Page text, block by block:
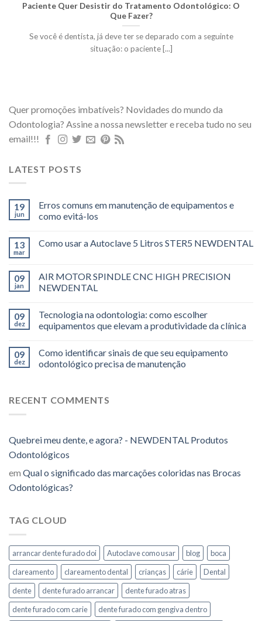
Paciente Quer Desistir do Tratamento Odontológico: O
Que Fazer?
Se você é dentista, já deve ter se deparado com a seguinte
situação: o paciente [...]
Quer promoções imbatíveis? Novidades do mundo da
Odontologia? Assine a nossa newsletter e receba tudo no seu
email!!!
LATEST POSTS
19
jun
Erros comuns em manutenção de equipamentos e
como evitá-los
13
mar
Como usar a Autoclave 5 Litros STER5 NEWDENTAL
09
jan
AIR MOTOR SPINDLE CNC HIGH PRECISION
NEWDENTAL
09
dez
Tecnologia na odontologia: como escolher
equipamentos que elevam a produtividade da clínica
09
dez
Como identificar sinais de que seu equipamento
odontológico precisa de manutenção
RECENT COMMENTS
Quebrei meu dente, e agora? - NEWDENTAL Produtos
Odontológicos
em Qual o significado das marcações coloridas nas Brocas
Odontológicas?
TAG CLOUD
arrancar dente furado doi Autoclave como usar blog
boca
clareamento
clareamento dental crianças cárie
Dental
dente
dente furado arrancar
dente furado atras
dente furado com carie
dente furado com gengiva dentro